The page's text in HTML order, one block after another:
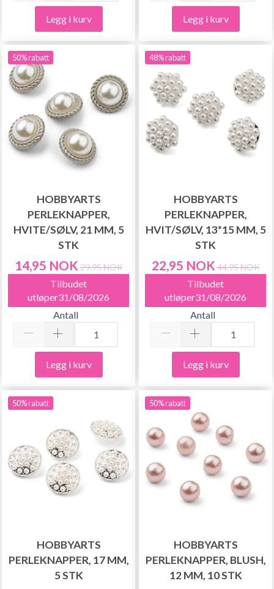
Legg i kurv Legg i kurv
50% rabatt
HOBBYARTS
PERLEKNAPPER,
HVITE/SØLV, 21 MM, 5
STK
14,95 NOK 29,95 NOK
Tilbudet
utløper31/08/2026
Antall
Legg i kurv
48% rabatt
HOBBYARTS
PERLEKNAPPER,
HVIT/SØLV, 13*15 MM, 5
STK
22,95 NOK 44,95 NOK
Tilbudet
utløper31/08/2026
Antall
Legg i kurv
50% rabatt
HOBBYARTS
PERLEKNAPPER, 17 MM,
5 STK
50% rabatt
HOBBYARTS
PERLEKNAPPER, BLUSH,
12 MM, 10 STK